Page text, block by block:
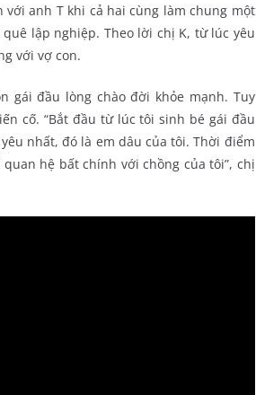
với anh T khi cả hai cùng làm chung một
lập nghiệp. Theo lời chị K, từ lúc yêu
với vợ con.
gái đầu lòng chào đời khỏe mạnh. Tuy
cố. “Bắt đầu từ lúc tôi sinh bé gái đầu
nhất, đó là em dâu của tôi. Thời điểm
hệ bất chính với chồng của tôi”, chị